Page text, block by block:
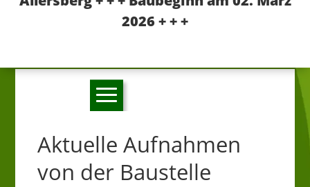
2026 + + +
Aktuelle Aufnahmen
von der Baustelle